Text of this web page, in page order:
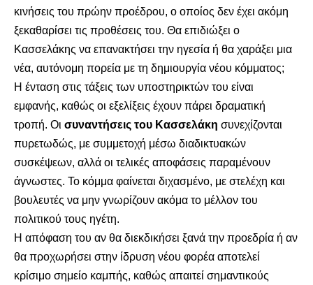
κινήσεις του πρώην προέδρου, ο οποίος δεν έχει ακόμη
ξεκαθαρίσει τις προθέσεις του. Θα επιδιώξει ο
Κασσελάκης να επανακτήσει την ηγεσία ή θα χαράξει μια
νέα, αυτόνομη πορεία με τη δημιουργία νέου κόμματος;
Η ένταση στις τάξεις των υποστηρικτών του είναι
εμφανής, καθώς οι εξελίξεις έχουν πάρει δραματική
τροπή. Οι συναντήσεις του Κασσελάκη συνεχίζονται
πυρετωδώς, με συμμετοχή μέσω διαδικτυακών
συσκέψεων, αλλά οι τελικές αποφάσεις παραμένουν
άγνωστες. Το κόμμα φαίνεται διχασμένο, με στελέχη και
βουλευτές να μην γνωρίζουν ακόμα το μέλλον του
πολιτικού τους ηγέτη.
Η απόφαση του αν θα διεκδικήσει ξανά την προεδρία ή αν
θα προχωρήσει στην ίδρυση νέου φορέα αποτελεί
κρίσιμο σημείο καμπής, καθώς απαιτεί σημαντικούς